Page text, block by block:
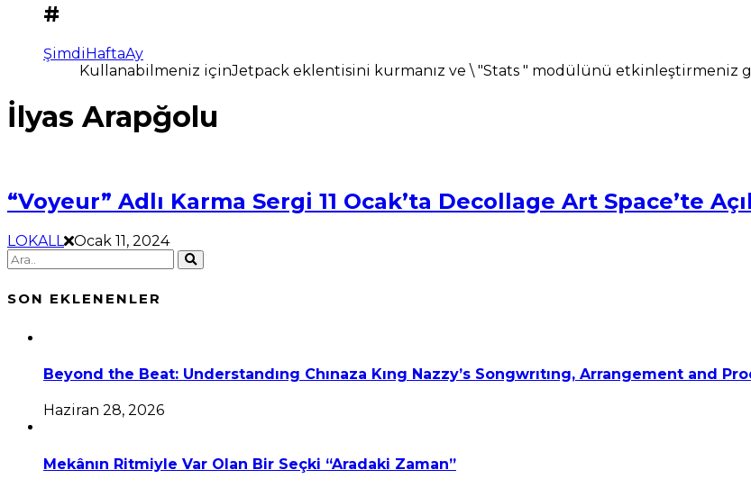
#
ŞimdiHaftaAy
Kullanabilmeniz içinJetpack eklentisini kurmanız ve \ "Stats " modülünü etkinleştirmeniz
İlyas Arapğolu
“Voyeur” Adlı Karma Sergi 11 Ocak’ta Decollage Art Space’te
LOKALL Ocak 11, 2024
SON EKLENENLER
Beyond the Beat: Understandıng Chınaza Kıng Nazzy’s Songwrıtıng, Arrangement and
Haziran 28, 2026
Mekânın Ritmiyle Var Olan Bir Seçki “Aradaki Zaman”